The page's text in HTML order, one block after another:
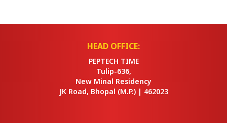
HEAD OFFICE:
PEPTECH TIME
Tulip-636,
New Minal Residency
JK Road, Bhopal (M.P.) | 462023